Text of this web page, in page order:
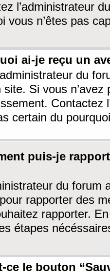
l’administrateur
vous n’êtes pas
ai-je reçu un
du
site. Si vous
Contactez
certain du
puis-je
du forum
rapporter des
rapporter.
étapes
ce le bouton